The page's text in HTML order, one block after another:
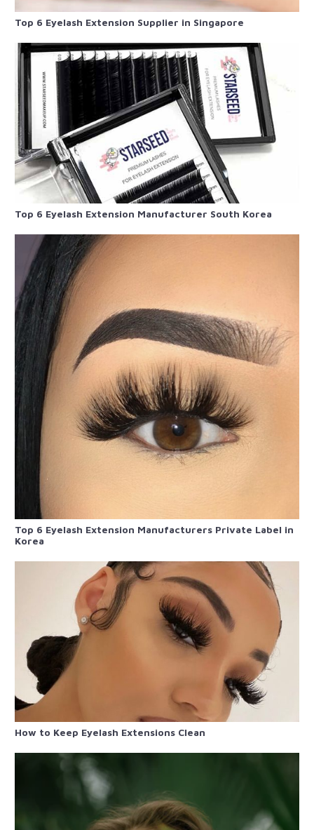
Top 6 Eyelash Extension Supplier in Singapore
Top 6 Eyelash Extension Manufacturer South Korea
Top 6 Eyelash Extension Manufacturers Private Label in
Korea
How to Keep Eyelash Extensions Clean